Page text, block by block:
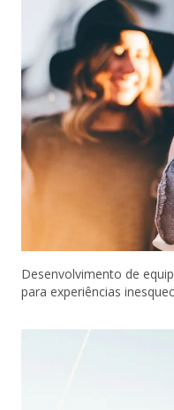
Desenvolvimento de
para experiências